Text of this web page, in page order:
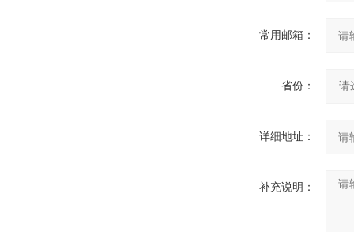
常用邮箱：
省份：
详细地址：
补充说明：